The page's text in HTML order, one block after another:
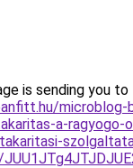
is sending you to
microblog-
a-